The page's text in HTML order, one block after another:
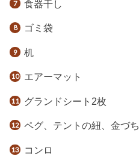
食器干し
ゴミ袋
机
エアーマット
グランドシート2枚
ペグ、テントの紐、金づち
コンロ